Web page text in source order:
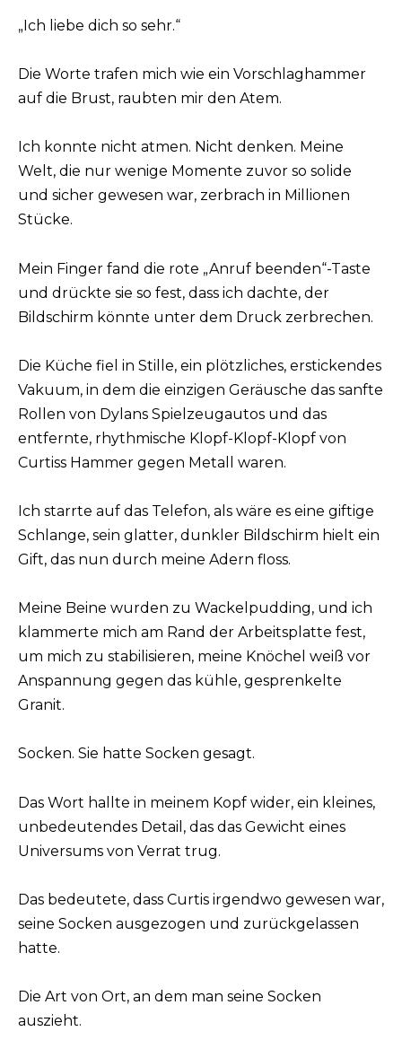
„Ich liebe dich so sehr.“
Die Worte trafen mich wie ein Vorschlaghammer
auf die Brust, raubten mir den Atem.
Ich konnte nicht atmen. Nicht denken. Meine
Welt, die nur wenige Momente zuvor so solide
und sicher gewesen war, zerbrach in Millionen
Stücke.
Mein Finger fand die rote „Anruf beenden“-Taste
und drückte sie so fest, dass ich dachte, der
Bildschirm könnte unter dem Druck zerbrechen.
Die Küche fiel in Stille, ein plötzliches, erstickendes
Vakuum, in dem die einzigen Geräusche das sanfte
Rollen von Dylans Spielzeugautos und das
entfernte, rhythmische Klopf-Klopf-Klopf von
Curtiss Hammer gegen Metall waren.
Ich starrte auf das Telefon, als wäre es eine giftige
Schlange, sein glatter, dunkler Bildschirm hielt ein
Gift, das nun durch meine Adern floss.
Meine Beine wurden zu Wackelpudding, und ich
klammerte mich am Rand der Arbeitsplatte fest,
um mich zu stabilisieren, meine Knöchel weiß vor
Anspannung gegen das kühle, gesprenkelte
Granit.
Socken. Sie hatte Socken gesagt.
Das Wort hallte in meinem Kopf wider, ein kleines,
unbedeutendes Detail, das das Gewicht eines
Universums von Verrat trug.
Das bedeutete, dass Curtis irgendwo gewesen war,
seine Socken ausgezogen und zurückgelassen
hatte.
Die Art von Ort, an dem man seine Socken
auszieht.